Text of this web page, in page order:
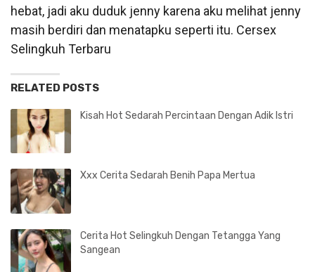
hebat, jadi aku duduk jenny karena aku melihat jenny
masih berdiri dan menatapku seperti itu. Cersex
Selingkuh Terbaru
RELATED POSTS
Kisah Hot Sedarah Percintaan Dengan Adik Istri
Xxx Cerita Sedarah Benih Papa Mertua
Cerita Hot Selingkuh Dengan Tetangga Yang
Sangean